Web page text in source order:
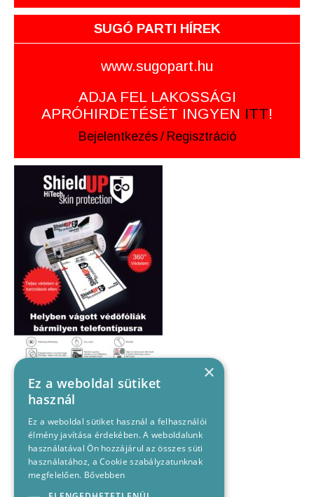
SUGÓ PARTI HÍREK
www.sugopart.hu
ADJA FEL LAKOSSÁGI
APRÓHIRDETÉSÉT INGYEN ITT!
Bejelentkezés / Regisztráció
×
Ez a weboldal sütiket
használ
Ez a weboldal sütiket használ a felhasználói
élmény javítása érdekében. A weboldalunk
használatával Ön hozzájárul az összes süti
használatához, a Cookie szabályzatunknak
megfelelően. Bővebben